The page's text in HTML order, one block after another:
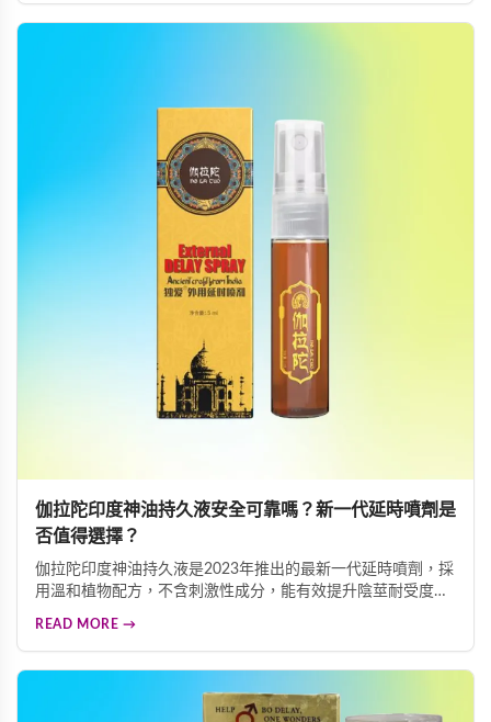
用安全无副作用，适合阳痿早洩、弱精、勃起功能障碍等男性
伽拉陀印度神油持久液安全可靠嗎？新一代延時噴劑是
否值得選擇？
伽拉陀印度神油持久液是2023年推出的最新一代延時噴劑，採
用溫和植物配方，不含刺激性成分，能有效提升陰莖耐受度，
READ MORE →